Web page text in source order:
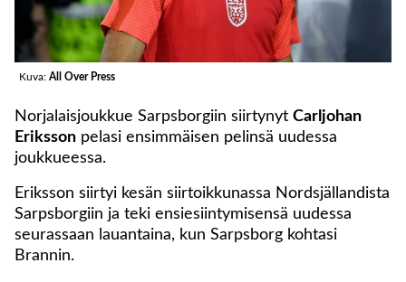
Kuva: All Over Press
Norjalaisjoukkue Sarpsborgiin siirtynyt Carljohan
Eriksson pelasi ensimmäisen pelinsä uudessa
joukkueessa.
Eriksson siirtyi kesän siirtoikkunassa Nordsjällandista
Sarpsborgiin ja teki ensiesiintymisensä uudessa
seurassaan lauantaina, kun Sarpsborg kohtasi
Brannin.